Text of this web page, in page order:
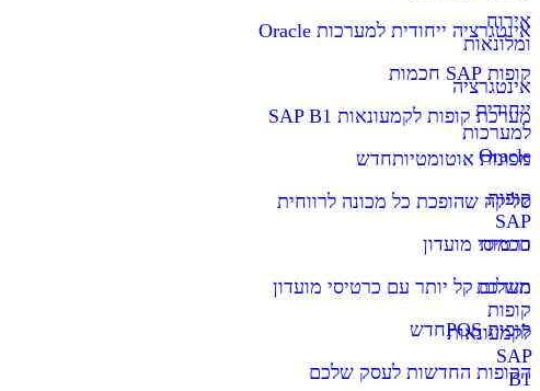
אירוח
ומלונאות
אינטגרציה
ייחודית
למערכות
Oracle
קופות
SAP
חכמות
מערכת
קופות
לקמעונאות
SAP
B1
אינטגרציה ייחודית למערכות Oracle
קופות SAP חכמות
מערכת קופות לקמעונאות SAP B1
מכונות אוטומטיותחדש
סליקה שהופכת כל מכונה לרווחית
כרטיסי מועדון
תשלום קל יותר עם כרטיסי מועדון
קופות POS
חדש
הקופות החדשות לעסק שלכם